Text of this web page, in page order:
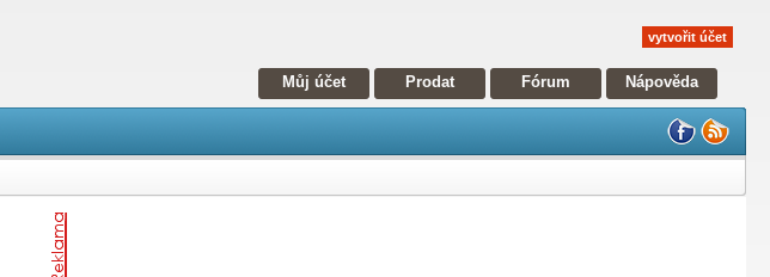
vytvořit účet
Můj účet Prodat Fórum Nápověda